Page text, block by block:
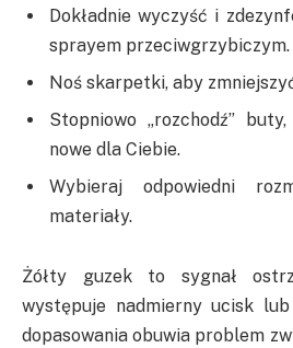
Dokładnie wyczyść i
sprayem przeciwgrzybiczym.
Noś skarpetki, aby
Stopniowo „rozchodź”
nowe dla Ciebie.
Wybieraj odpowiedni
materiały.
Żółty guzek to sygnał
występuje nadmierny ucisk
dopasowania obuwia problem